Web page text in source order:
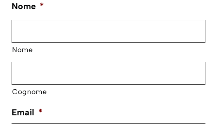
Nome *
Nome
Cognome
Email *